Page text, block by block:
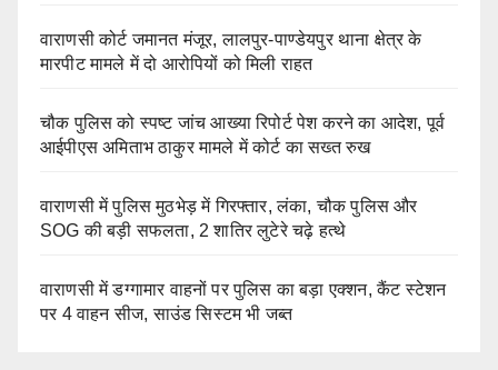
वाराणसी कोर्ट जमानत मंजूर, लालपुर-पाण्डेयपुर थाना क्षेत्र के
मारपीट मामले में दो आरोपियों को मिली राहत
चौक पुलिस को स्पष्ट जांच आख्या रिपोर्ट पेश करने का आदेश, पूर्व
आईपीएस अमिताभ ठाकुर मामले में कोर्ट का सख्त रुख
वाराणसी में पुलिस मुठभेड़ में गिरफ्तार, लंका, चौक पुलिस और
SOG की बड़ी सफलता, 2 शातिर लुटेरे चढ़े हत्थे
वाराणसी में डग्गामार वाहनों पर पुलिस का बड़ा एक्शन, कैंट स्टेशन
पर 4 वाहन सीज, साउंड सिस्टम भी जब्त